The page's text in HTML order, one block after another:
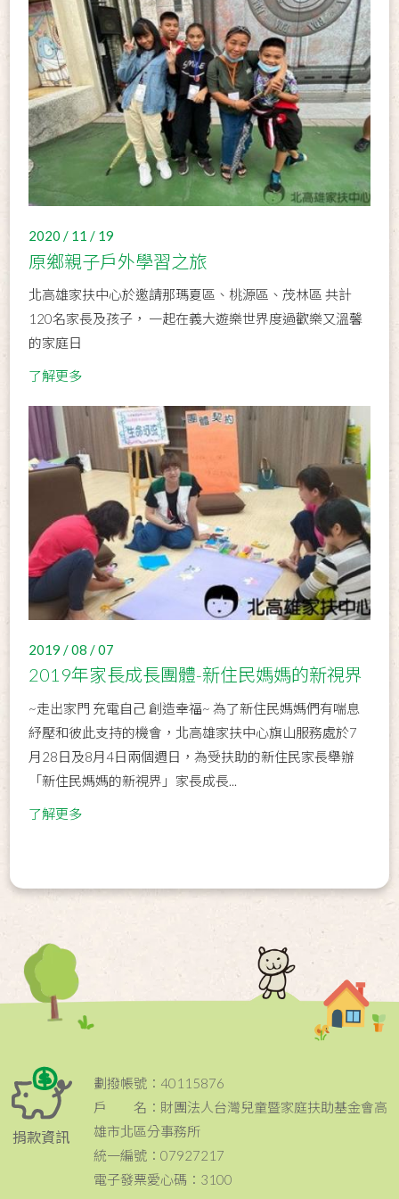
2020 / 11 / 19
原鄉親子戶外學習之旅
北高雄家扶中心於邀請那瑪夏區、桃源區、茂林區 共計
120名家長及孩子， 一起在義大遊樂世界度過歡樂又溫馨
的家庭日
了解更多
2019 / 08 / 07
2019年家長成長團體-新住民媽媽的新視界
~走出家門 充電自己 創造幸福~ 為了新住民媽媽們有喘息
紓壓和彼此支持的機會，北高雄家扶中心旗山服務處於7
月28日及8月4日兩個週日，為受扶助的新住民家長舉辦
「新住民媽媽的新視界」家長成長...
了解更多
捐款資訊
劃撥帳號：40115876
戶 名：財團法人台灣兒童暨家庭扶助基金會高
雄市北區分事務所
統一編號：07927217
電子發票愛心碼：3100